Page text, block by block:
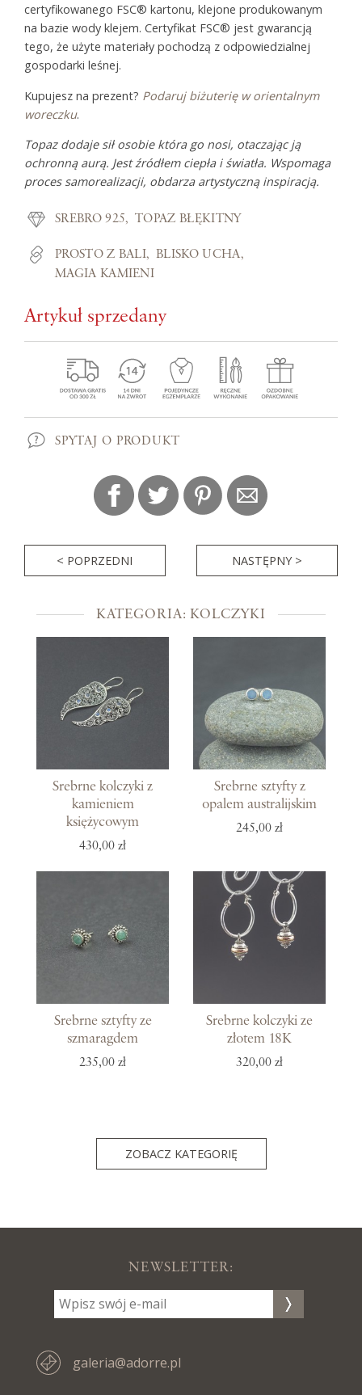
certyfikowanego FSC® kartonu, klejone produkowanym
na bazie wody klejem. Certyfikat FSC® jest gwarancją
tego, że użyte materiały pochodzą z odpowiedzialnej
gospodarki leśnej.
Kupujesz na prezent? Podaruj biżuterię w orientalnym
woreczku.
Topaz dodaje sił osobie która go nosi, otaczając ją
ochronną aurą. Jest źródłem ciepła i światła. Wspomaga
proces samorealizacji, obdarza artystyczną inspiracją.
SREBRO 925 TOPAZ BŁĘKITNY
PROSTO Z BALI
BLISKO UCHA
MAGIA KAMIENI
Artykuł sprzedany
SPYTAJ O PRODUKT
< POPRZEDNI NASTĘPNY >
KATEGORIA: KOLCZYKI
Srebrne kolczyki z
kamieniem
księżycowym
430,00 zł
Srebrne sztyfty z
opalem australijskim
245,00 zł
Srebrne sztyfty ze
szmaragdem
235,00 zł
Srebrne kolczyki ze
złotem 18K
320,00 zł
ZOBACZ KATEGORIĘ
NEWSLETTER:
galeria@adorre.pl